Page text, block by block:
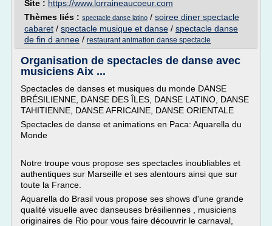
Site : https://www.lorraineaucoeur.com
Thèmes liés : spectacle danse latino / soiree diner spectacle
cabaret / spectacle musique et danse / spectacle danse
de fin d annee / restaurant animation danse spectacle
Organisation de spectacles de danse avec
musiciens Aix ...
Spectacles de danses et musiques du monde DANSE
BRÉSILIENNE, DANSE DES ÎLES, DANSE LATINO, DANSE
TAHITIENNE, DANSE AFRICAINE, DANSE ORIENTALE
Spectacles de danse et animations en Paca: Aquarella du
Monde
Notre troupe vous propose ses spectacles inoubliables et
authentiques sur Marseille et ses alentours ainsi que sur
toute la France.
Aquarella do Brasil vous propose ses shows d'une grande
qualité visuelle avec danseuses brésiliennes , musiciens
originaires de Rio pour vous faire découvrir le carnaval,